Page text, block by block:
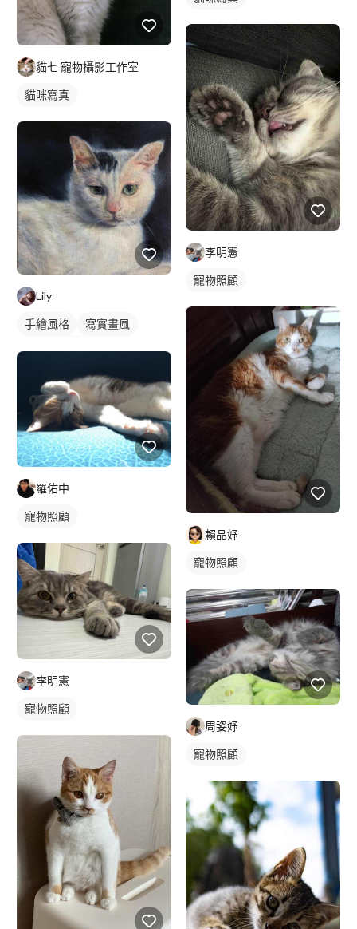
貓七 寵物攝影工作室
貓咪寫真
Lily
手繪風格
寫實畫風
羅佑中
寵物照顧
李明憲
寵物照顧
李明憲
寵物照顧
賴品妤
寵物照顧
周姿妤
寵物照顧